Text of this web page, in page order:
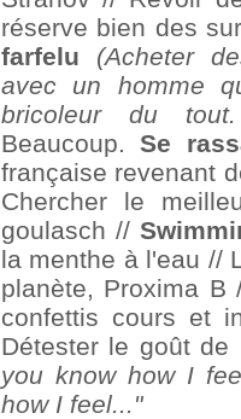
réserve bien des
farfelu
(Acheter
avec un homme
bricoleur du tout.
Beaucoup.Se
française revenant
Chercher le
goulasch //
la menthe à l'eau //
planète, Proxima B
confettis cours et
Détester le goût
you know how I
how I feel..."